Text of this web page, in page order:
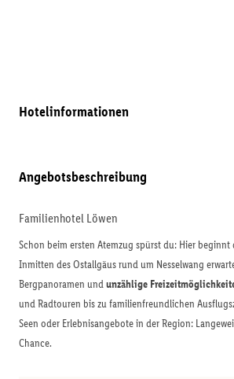
Hotelinformationen
Angebotsbeschreibung
Familienhotel Löwen
Schon beim ersten Atemzug spürst du: Hier beginnt
Inmitten des Ostallgäus rund um Nesselwang
Bergpanoramen undunzählige
und Radtouren bis zu familienfreundlichen
Seen oder Erlebnisangebote in der Region:
Chance.